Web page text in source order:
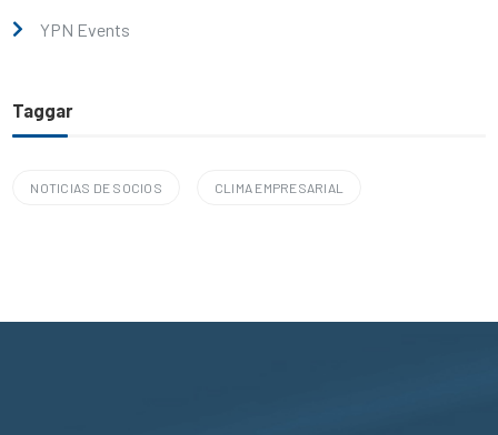
YPN Events
Taggar
NOTICIAS DE SOCIOS CLIMA EMPRESARIAL